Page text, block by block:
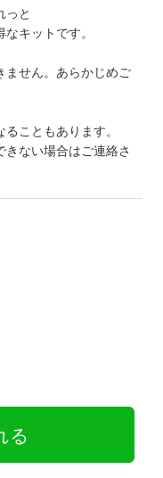
っと
キットです。
ません。あらかじめご
こともあります。
ない場合はご連絡さ